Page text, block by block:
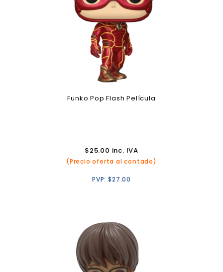
Funko Pop Flash Película
$25.00 inc. IVA
(Precio oferta al contado)
PVP:$27.00